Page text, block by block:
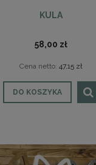
KULA
58,00 zł
Cena netto: 47,15 zł
DO KOSZYKA